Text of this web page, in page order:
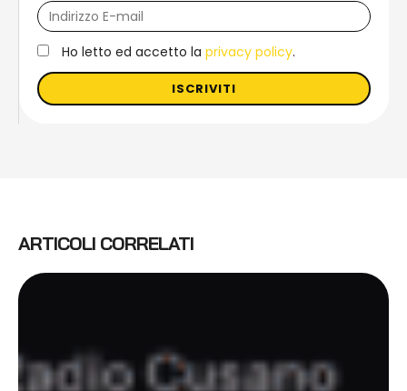
Ho letto ed accetto la privacy policy.
ISCRIVITI
ARTICOLI CORRELATI